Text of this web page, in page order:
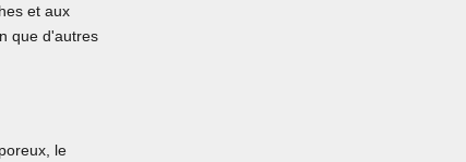
et aux
que d'autres
le